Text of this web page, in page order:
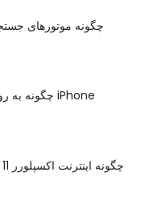
چگونه موتورهای
چگونه به روز رسانی سیستم عامل iPhone
چگونه اینترنت اکسپلورر 11 را در ویندوز 10 باز کنیم